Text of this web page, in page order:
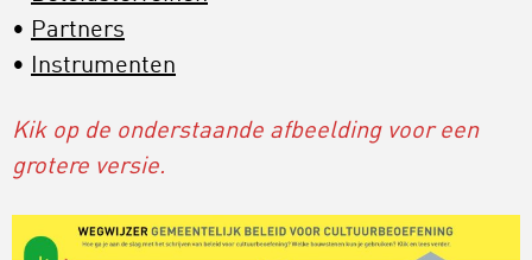
Partners
Instrumenten
Kik op de onderstaande afbeelding voor een
grotere versie.